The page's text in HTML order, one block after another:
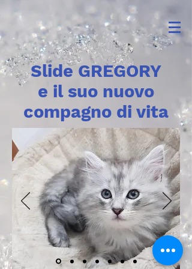
Slide GREGORY
e il suo nuovo
compagno di vita